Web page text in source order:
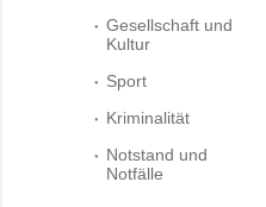
Gesellschaft und
Kultur
Sport
Kriminalität
Notstand und
Notfälle